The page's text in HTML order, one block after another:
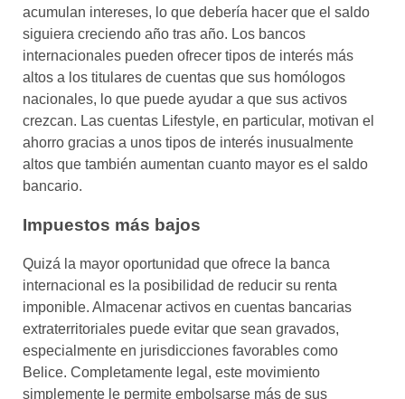
acumulan intereses, lo que debería hacer que el saldo
siguiera creciendo año tras año. Los bancos
internacionales pueden ofrecer tipos de interés más
altos a los titulares de cuentas que sus homólogos
nacionales, lo que puede ayudar a que sus activos
crezcan. Las cuentas Lifestyle, en particular, motivan el
ahorro gracias a unos tipos de interés inusualmente
altos que también aumentan cuanto mayor es el saldo
bancario.
Impuestos más bajos
Quizá la mayor oportunidad que ofrece la banca
internacional es la posibilidad de reducir su renta
imponible. Almacenar activos en cuentas bancarias
extraterritoriales puede evitar que sean gravados,
especialmente en jurisdicciones favorables como
Belice. Completamente legal, este movimiento
simplemente le permite embolsarse más de sus